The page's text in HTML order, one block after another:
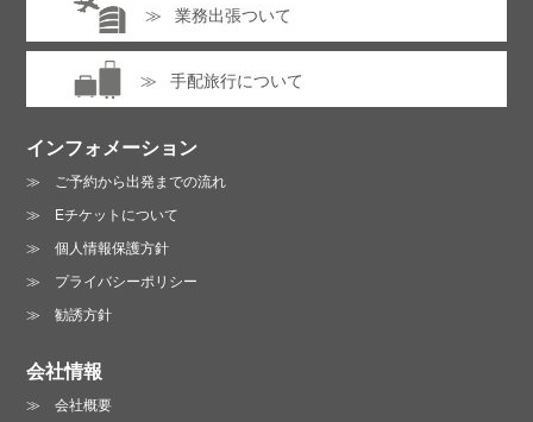
業務出張ついて
手配旅行について
インフォメーション
ご予約から出発までの流れ
Eチケットについて
個人情報保護方針
プライバシーポリシー
勧誘方針
会社情報
会社概要